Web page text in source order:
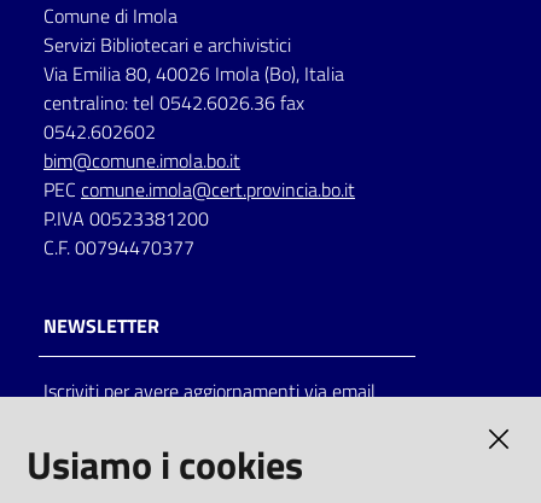
Seguici
su
on line
Comune di Imola
Servizi Bibliotecari e archivistici
Via Emilia 80, 40026 Imola (Bo), Italia
centralino: tel 0542.6026.36 fax
0542.602602
bim@comune.imola.bo.it
PEC comune.imola@cert.provincia.bo.it
P.IVA 00523381200
C.F. 00794470377
NEWSLETTER
Iscriviti per avere aggiornamenti via email
Usiamo i cookies